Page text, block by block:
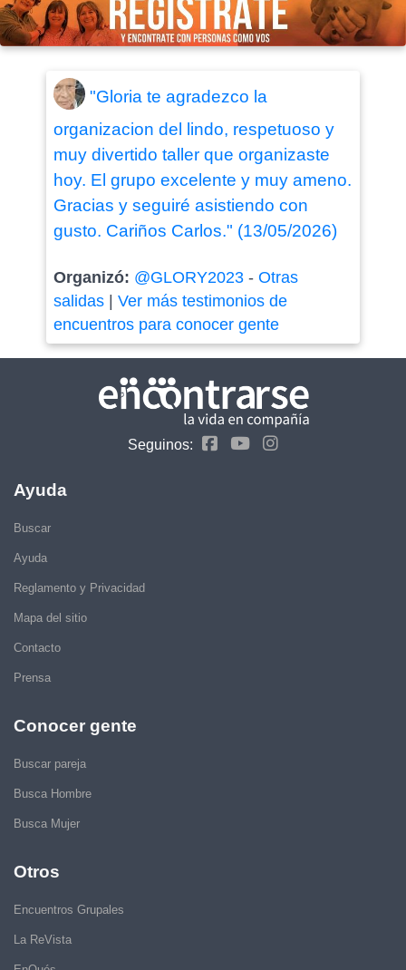
"Gloria te agradezco la
organizacion del lindo, respetuoso y
muy divertido taller que organizaste
hoy. El grupo excelente y muy ameno.
Gracias y seguiré asistiendo con
gusto. Cariños Carlos." (13/05/2026)
Organizó: @GLORY2023- Otras
salidas| Ver más testimonios de
encuentros para conocer gente
Seguinos:
Ayuda
Buscar
Ayuda
Reglamento y Privacidad
Mapa del sitio
Contacto
Prensa
Conocer gente
Buscar pareja
Busca Hombre
Busca Mujer
Otros
Encuentros Grupales
La ReVista